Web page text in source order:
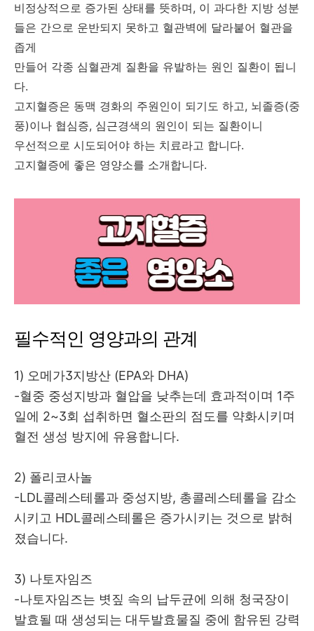
비정상적으로 증가된 상태를 뜻하며, 이 과다한 지방 성분
들은 간으로 운반되지 못하고 혈관벽에 달라붙어 혈관을
좁게
만들어 각종 심혈관계 질환을 유발하는 원인 질환이 됩니
다.
고지혈증은 동맥 경화의 주원인이 되기도 하고, 뇌졸증(중
풍)이나 협심증, 심근경색의 원인이 되는 질환이니
우선적으로 시도되어야 하는 치료라고 합니다.
고지혈증에 좋은 영양소를 소개합니다.
필수적인 영양과의 관계
1) 오메가3지방산 (EPA와 DHA)
-혈중 중성지방과 혈압을 낮추는데 효과적이며 1주
일에 2~3회 섭취하면 혈소판의 점도를 약화시키며
혈전 생성 방지에 유용합니다.
2) 폴리코사놀
-LDL콜레스테롤과 중성지방, 총콜레스테롤을 감소
시키고 HDL콜레스테롤은 증가시키는 것으로 밝혀
졌습니다.
3) 나토자임즈
-나토자임즈는 볏짚 속의 납두균에 의해 청국장이
발효될 때 생성되는 대두발효물질 중에 함유된 강력